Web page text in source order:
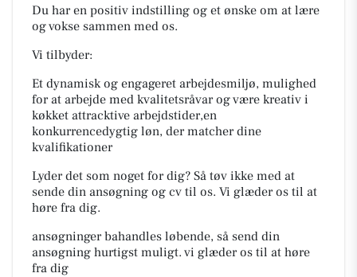
Du har en positiv indstilling og et ønske om at lære
og vokse sammen med os.
Vi tilbyder:
Et dynamisk og engageret arbejdesmiljø, mulighed
for at arbejde med kvalitetsråvar og være kreativ i
køkket attracktive arbejdstider,en
konkurrencedygtig løn, der matcher dine
kvalifikationer
Lyder det som noget for dig? Så tøv ikke med at
sende din ansøgning og cv til os. Vi glæder os til at
høre fra dig.
ansøgninger bahandles løbende, så send din
ansøgning hurtigst muligt. vi glæder os til at høre
fra dig